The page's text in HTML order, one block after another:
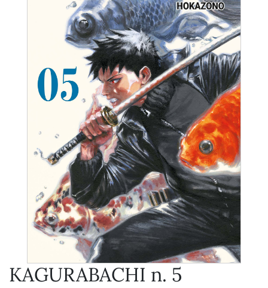
KAGURABACHI n. 5